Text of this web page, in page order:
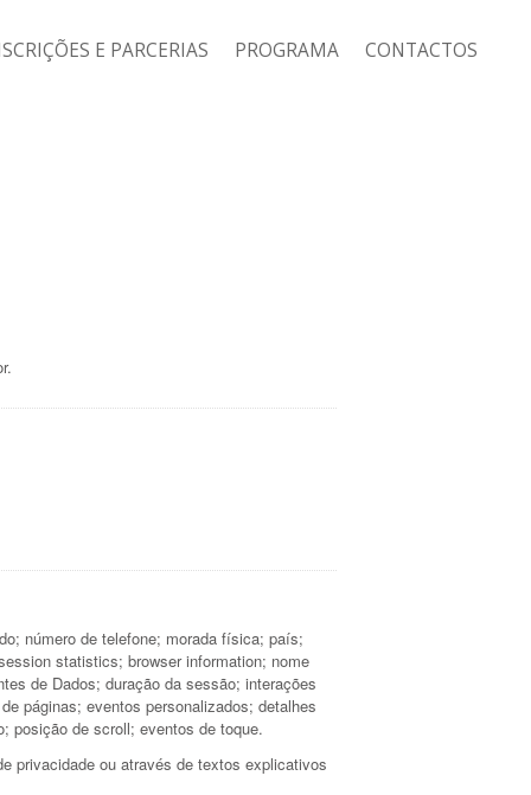
E PARCERIAS PROGRAMA CONTACTOS
número de telefone; morada física; país;
statistics; browser information; nome
de Dados; duração da sessão; interações
páginas; eventos personalizados; detalhes
posição de scroll; eventos de toque.
privacidade ou através de textos explicativos